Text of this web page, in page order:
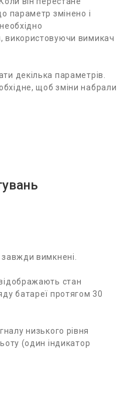
параметр змінено і
використовуючи вимикач
декілька параметрів.
щоб зміни набрали
вимкнені.
стан
батареї протягом 30
низького рівня
(один індикатор